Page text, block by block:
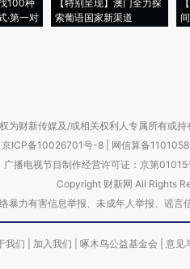
100种
·第一对
【特别呈现】澳门全力探
索葡语国家新渠道
为财新传媒及/或相关权利人专属所有或
京ICP备10026701号-8 网信算备
广播电视节目制作经营许可证：京第01015
Copyright 财新网 All Rights
暴力有害信息举报、未成年人举报、
我们 加入我们 啄木鸟公益基金会 意见